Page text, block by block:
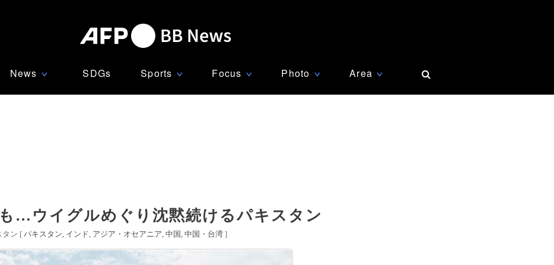
News ∨ SDGs Sports ∨ Focus ∨ Photo ∨ Area ∨
…ウイグルめぐり沈黙続けるパキスタン
タン [ パキスタン インド アジア・オセアニア 中国 中国・台湾 ]